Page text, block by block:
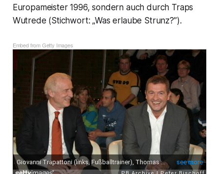
Europameister 1996, sondern auch durch Traps
Wutrede (Stichwort: „Was erlaube Strunz?”).
Embed from Getty Images